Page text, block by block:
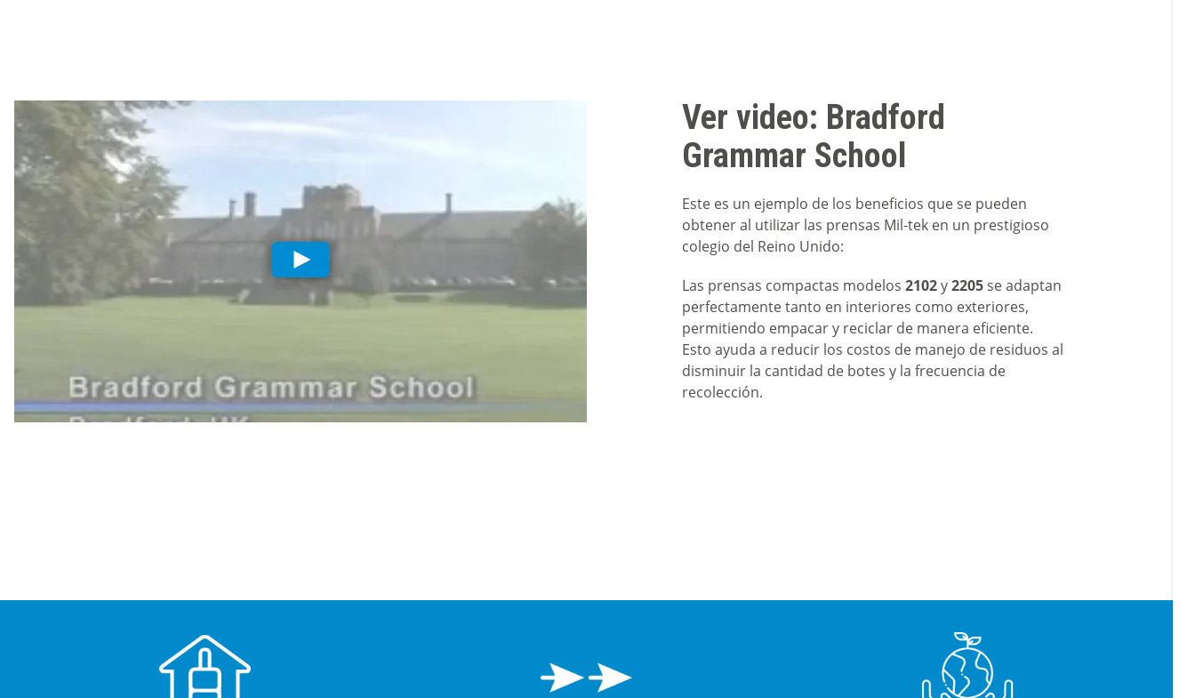
Ver video: Bradford
Grammar School
Este es un ejemplo de los beneficios que se pueden
obtener al utilizar las prensas Mil-tek en un prestigioso
colegio del Reino Unido:
Las prensas compactas modelos 2102y2205se adaptan
perfectamente tanto en interiores como exteriores,
permitiendo empacar y reciclar de manera eficiente.
Esto ayuda a reducir los costos de manejo de residuos al
disminuir la cantidad de botes y la frecuencia de
recolección.